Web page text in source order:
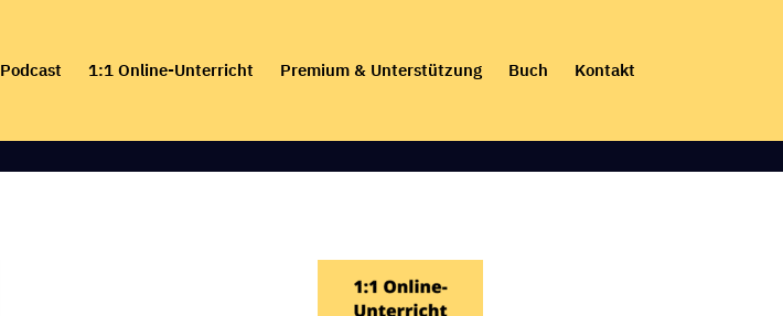
content
Podcast 1:1 Online-Unterricht Premium & Unterstützung Buch Kontakt